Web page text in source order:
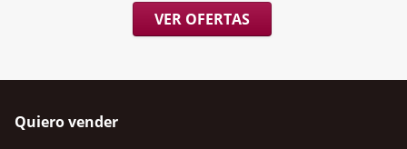
VER OFERTAS
Quiero vender